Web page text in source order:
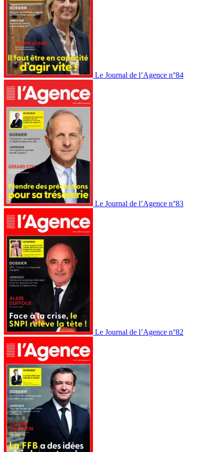
Le Journal de l’Agence n°84
Le Journal de l’Agence n°83
Le Journal de l’Agence n°82